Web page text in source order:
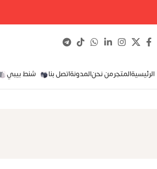
الرئيسيةالمتجرمن نحنالمدونةاتصل بنا شنط بيبي